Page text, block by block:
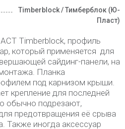
Timberblock / Тимберблок (Ю-
Пласт)
Timberblock, профиль
который применяется для
сайдинг-панели, на
Планка
под карнизом крыши.
крепление для последней
обычно подрезают,
предотвращения её срыва
Также иногда аксессуар